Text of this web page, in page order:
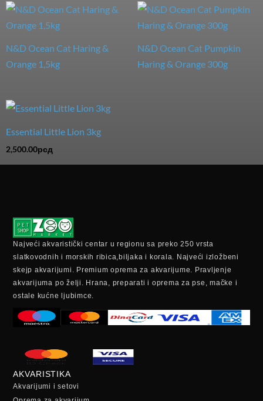
N&D Ocean Cat Haring &
Orange 1,5kg
N&D Ocean Cat Pumpkin
Haring & Orange 300g
Essential Little Lion 3kg
2,500.00рсд
Najveći akvaristički centar u regionu sa preko 250 vrsta
slatkovodnih i morskih ribica,biljaka i korala. Najveći izložbeni
skejp akvarijumi. Premium oprema za akvarijume. Pravljenje
akvarijuma po želji. Hrana, preparati i oprema za pse, mačke i
ostale kućne ljubimce.
AKVARISTIKA
Akvarijumi i setovi